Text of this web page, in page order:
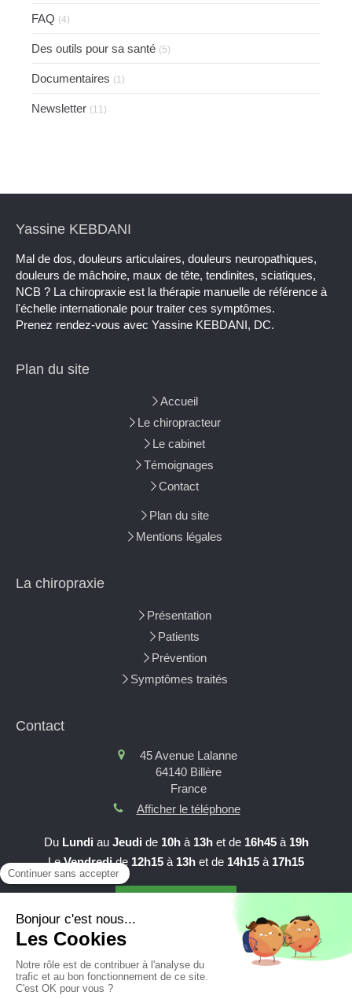
FAQ (4)
Des outils pour sa santé (5)
Documentaires (1)
Newsletter (11)
Yassine KEBDANI
Mal de dos, douleurs articulaires, douleurs neuropathiques,
douleurs de mâchoire, maux de tête, tendinites, sciatiques,
NCB ? La chiropraxie est la thérapie manuelle de référence à
l'échelle internationale pour traiter ces symptômes.
Prenez rendez-vous avec Yassine KEBDANI, DC.
Plan du site
Accueil
Le chiropracteur
Le cabinet
Témoignages
Contact
Plan du site
Mentions légales
La chiropraxie
Présentation
Patients
Prévention
Symptômes traités
Contact
45 Avenue Lalanne
64140 Billère
France
Afficher le téléphone
Du Lundi au Jeudi de 10hà 13het de 16h45à 19h
LeVendredide 12h15 à 13h et de 14h15 à 17h15
Création et référencement du site par Simplébo